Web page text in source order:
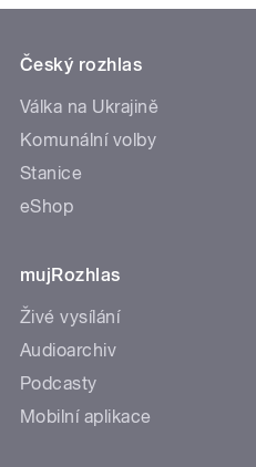
Český rozhlas
Válka na Ukrajině
Komunální volby
Stanice
eShop
mujRozhlas
Živé vysílání
Audioarchiv
Podcasty
Mobilní aplikace